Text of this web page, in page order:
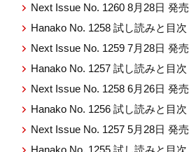
Next Issue No. 1260 8月28日 発売
Hanako No. 1258 試し読みと目次
Next Issue No. 1259 7月28日 発売
Hanako No. 1257 試し読みと目次
Next Issue No. 1258 6月26日 発売
Hanako No. 1256 試し読みと目次
Next Issue No. 1257 5月28日 発売
Hanako No. 1255 試し読みと目次